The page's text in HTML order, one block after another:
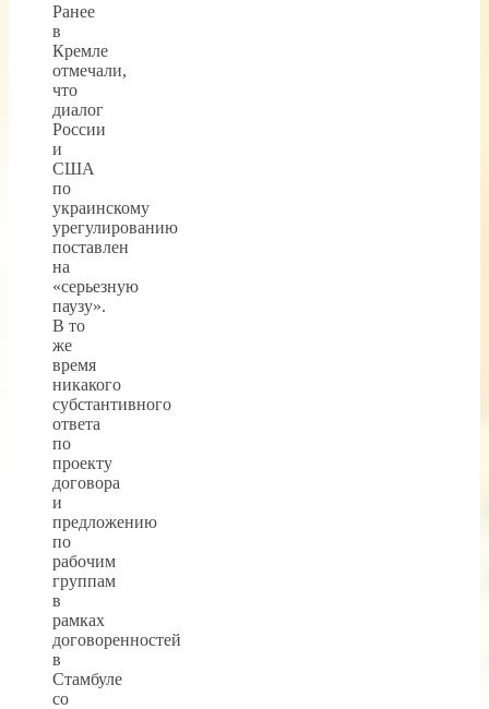
Ранее
в
Кремле
отмечали,
что
диалог
России
и
США
по
украинскому
урегулированию
поставлен
на
«серьезную
паузу».
В то
же
время
никакого
субстантивного
ответа
по
проекту
договора
и
предложению
по
рабочим
группам
в
рамках
договоренностей
в
Стамбуле
со